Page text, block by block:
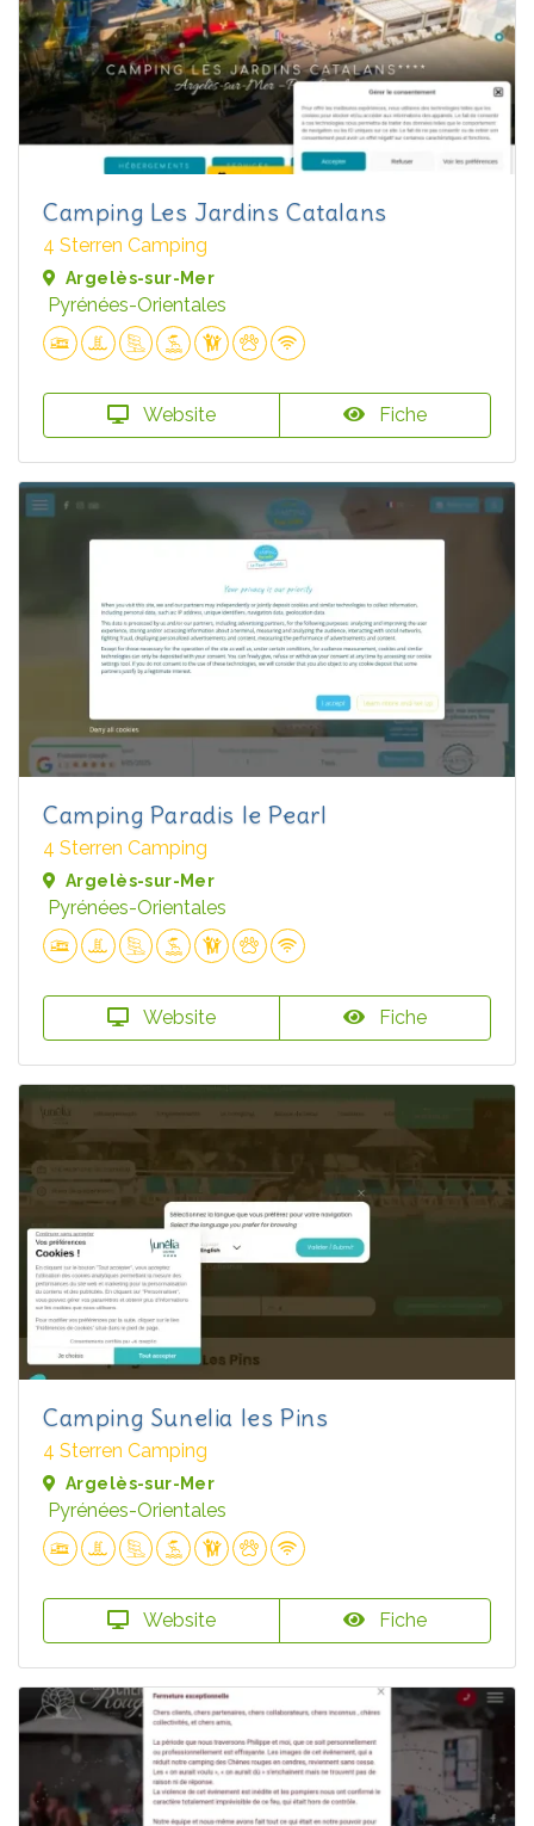
Camping Les Jardins Catalans
4 Sterren Camping
Argelès-sur-Mer
Pyrénées-Orientales
Website Fiche
Camping Paradis le Pearl
4 Sterren Camping
Argelès-sur-Mer
Pyrénées-Orientales
Website Fiche
Camping Sunelia les Pins
4 Sterren Camping
Argelès-sur-Mer
Pyrénées-Orientales
Website Fiche